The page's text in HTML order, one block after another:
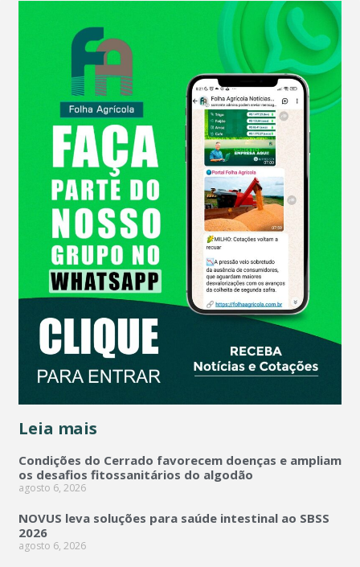
Leia mais
Condições do Cerrado favorecem doenças e ampliam
os desafios fitossanitários do algodão
agosto 6, 2026
NOVUS leva soluções para saúde intestinal ao SBSS
2026
agosto 6, 2026